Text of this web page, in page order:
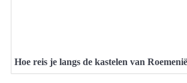
Hoe reis je langs de kastelen van